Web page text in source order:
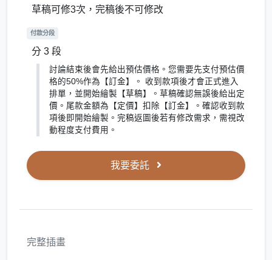
草稿可修3次，完稿後不可修改
付款分段
分 3 段
討論結束後會先給出預估價格。您需要先支付預估價
格的50%作為【訂金】。 收到款項後才會正式進入
排單，並開始繪製【草稿】。草稿確認無誤後給出定
價。尾款金額為【定價】扣除【訂金】。確認收到款
項後即開始繪製。完稿返圖後若有修改需求，需視改
動程度支付費用。
我要委託
完整插畫